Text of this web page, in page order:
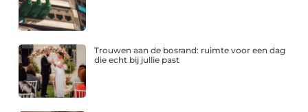
Trouwen aan de bosrand: ruimte voor een dag
die echt bij jullie past